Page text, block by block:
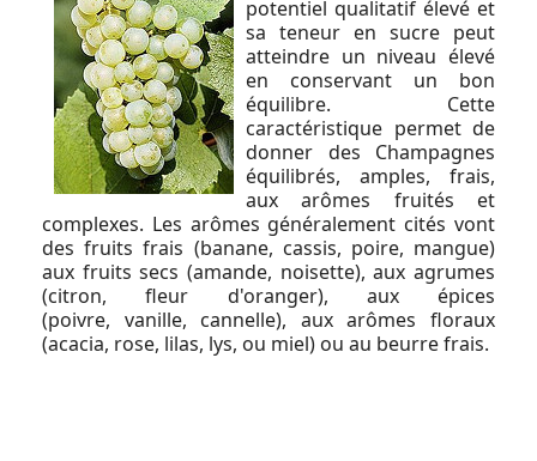
potentiel qualitatif élevé et
sa teneur en sucre peut
atteindre un niveau élevé
en conservant un bon
équilibre. Cette
caractéristique permet de
donner des Champagnes
équilibrés, amples, frais,
aux arômes fruités et
complexes. Les arômes généralement cités vont
des fruits frais (banane, cassis, poire, mangue)
aux fruits secs (amande, noisette), aux agrumes
(citron, fleur d'oranger), aux épices
(poivre, vanille, cannelle), aux arômes floraux
(acacia, rose, lilas, lys, ou miel) ou au beurre frais.